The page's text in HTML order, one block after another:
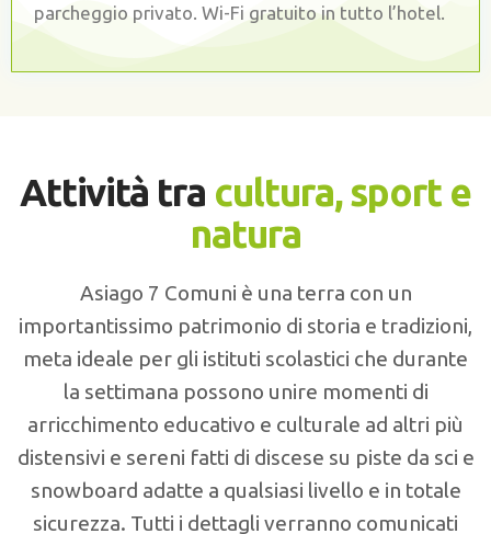
parcheggio privato. Wi-Fi gratuito in tutto l’hotel.
Attività tra cultura, sport e
natura
Asiago 7 Comuni è una terra con un
importantissimo patrimonio di storia e tradizioni,
meta ideale per gli istituti scolastici che durante
la settimana possono unire momenti di
arricchimento educativo e culturale ad altri più
distensivi e sereni fatti di discese su piste da sci e
snowboard adatte a qualsiasi livello e in totale
sicurezza. Tutti i dettagli verranno comunicati